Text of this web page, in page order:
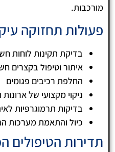
מורכבות.
פעולות תחזוקה
בדיקת תקינות לוחות
איתור וטיפול בקצרים
החלפת רכיבים פגומים
ניקוי מקצועי של
בדיקות תרמוגרפיות
כיול והתאמת מערכות
תדירות הטיפולים